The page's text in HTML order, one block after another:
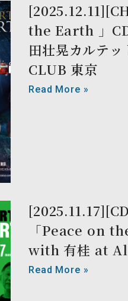
the Earth 」
田壮晃カルテ
CLUB 東京
Read More »
「Peace on
with 有桂 at
Read More »